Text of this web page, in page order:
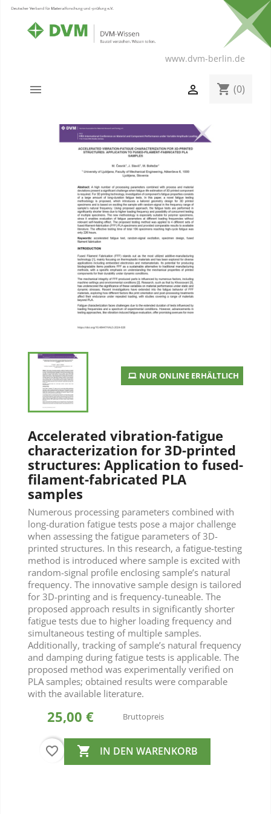
www.dvm-berlin.de
 shopping_cart (0)

NUR ONLINE ERHÄLTLICH
Accelerated vibration-fatigue
characterization for 3D-printed
structures: Application to fused-
filament-fabricated PLA
samples
Numerous processing parameters combined with
long-duration fatigue tests pose a major challenge
when assessing the fatigue parameters of 3D-
printed structures. In this research, a fatigue-testing
method is introduced where sample is excited with
random-signal profile enclosing sample’s natural
frequency. The innovative sample design is tailored
for 3D-printing and is frequency-tuneable. The
proposed approach results in significantly shorter
fatigue tests due to higher loading frequency and
simultaneous testing of multiple samples.
Additionally, tracking of sample’s natural frequency
and damping during fatigue tests is applicable. The
proposed method was experimentally verified on
PLA samples; obtained results were comparable
with the available literature.
25,00 € Bruttopreis
favorite_border  IN DEN WARENKORB